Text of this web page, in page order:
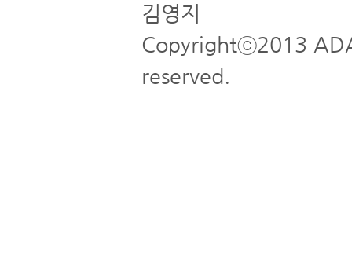
김영지
Copyrightⓒ2013
reserved.